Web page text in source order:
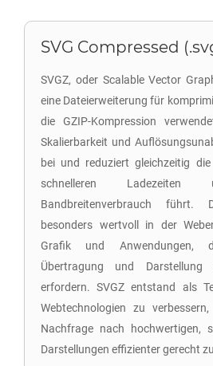
SVG Compressed
SVGZ, oder Scalable Vector
eine Dateierweiterung für
die GZIP-Kompression
Skalierbarkeit und
bei und reduziert gleichzeitig
schnelleren Ladezeiten
Bandbreitenverbrauch führt.
besonders wertvoll in der
Grafik und Anwendungen,
Übertragung und Darstellung
erfordern. SVGZ entstand als
Webtechnologien zu
Nachfrage nach hochwertigen,
Darstellungen effizienter gerecht